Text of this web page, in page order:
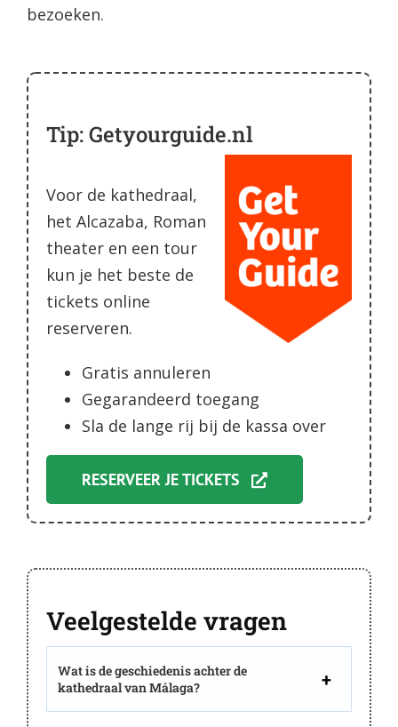
bezoeken.
Tip: Getyourguide.nl
Voor de kathedraal,
het Alcazaba, Roman
theater en een tour
kun je het beste de
tickets online
reserveren.
Gratis annuleren
Gegarandeerd toegang
Sla de lange rij bij de kassa over
RESERVEER JE TICKETS
Veelgestelde vragen
Wat is de geschiedenis achter de
kathedraal van Málaga?